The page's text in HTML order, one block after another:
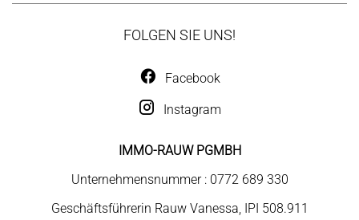
FOLGEN SIE UNS!
Facebook
Instagram
IMMO-RAUW PGMBH
Unternehmensnummer : 0772 689 330
Geschäftsführerin Rauw Vanessa, IPI 508.911